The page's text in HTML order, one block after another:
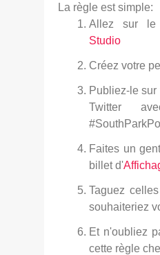
La règle est simple:
Allez sur
Studio
Créez votre
Publiez-le sur
Twitter
Faites un
billet d'
Taguez
souhaiteriez
Et n'oubliez
cette règle